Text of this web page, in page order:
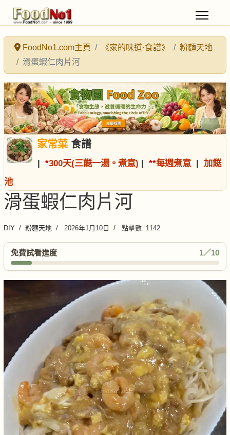
FoodNo1.com主頁 《家的味道·食譜》
粉麵天地
滑蛋蝦仁肉片河
家常菜食譜
| *300天(三餸一湯。煮意) | **每週煮意 | 加餸
池
滑蛋蝦仁肉片河
DIY 粉麵天地 2026年1月10日 點擊數: 1142
免費試看進度 1／10